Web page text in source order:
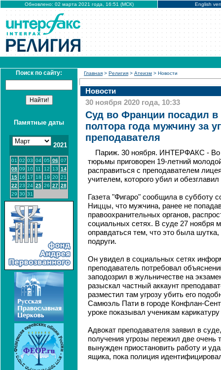
Обновлено: 02 марта 2021 года, 16:51 (МСК) English
Поиск по сайту:
Памятные даты
2021
01 02 03 04 05 06 07
08 09 10 11 12 13 14
15 16 17 18 19 20 21
22 23 24 25 26 27 28
29 30 31
Главная > Религия > Атеизм > Новости
Новости
30 ноября 2020 года, 10:33
Суд во Франции посадил
полтора года мужчину за
преподавателя
Париж. 30 ноября. ИНТЕРФАКС - Во
тюрьмы приговорен 19-летний
расправиться с преподавателем
учителем, которого убил и
Газета "Фигаро" сообщила в субботу
Ниццы, что мужчина, ранее не
правоохранительных органов,
социальных сетях. В суде 27 ноября
оправдаться тем, что это была шутка,
подруги.
Он увидел в социальных сетях
преподаватель потребовал
заподозрил в жульничестве на
разыскал частный аккаунт
разместил там угрозу убить его
Самюэль Пати в городе Конфлан-
уроке показывал ученикам
Адвокат преподавателя заявил в
получения угрозы пережил две
вынужден приостановить работу и
ящика, пока полиция